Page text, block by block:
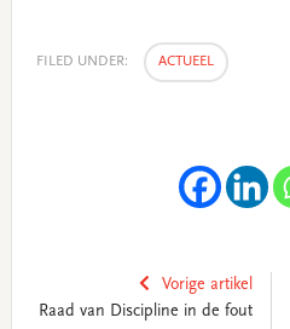
FILED UNDER: ACTUEEL
Vorige artikel
Raad van Discipline in de fout